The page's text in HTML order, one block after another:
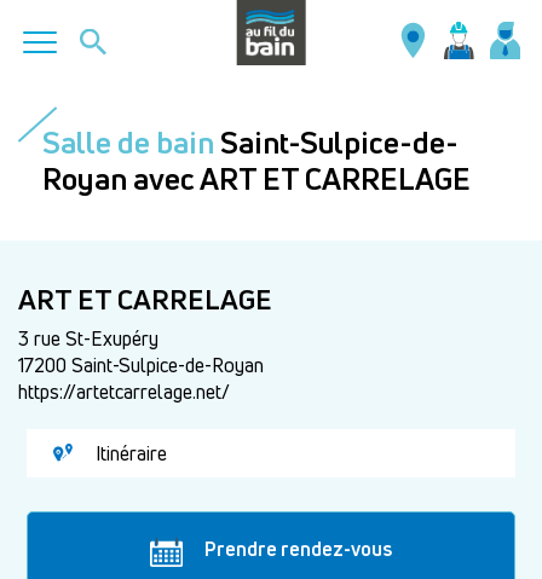
contenu
principal
Salle de bain Saint-Sulpice-de-
Royan avec ART ET CARRELAGE
ART ET CARRELAGE
3 rue St-Exupéry
17200 Saint-Sulpice-de-Royan
https://artetcarrelage.net/
Itinéraire
Prendre rendez-vous